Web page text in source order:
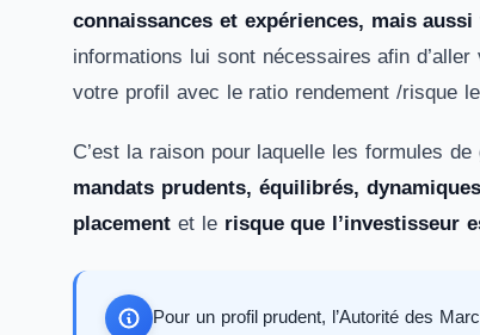
connaissances et expériences, mais
informations lui sont nécessaires afin
votre profil avec le ratio rendement /risque
C’est la raison pour laquelle les formules
mandats prudents, équilibrés,
placement et le risque que l’investisseur
Pour un profil prudent, l’Autorité des